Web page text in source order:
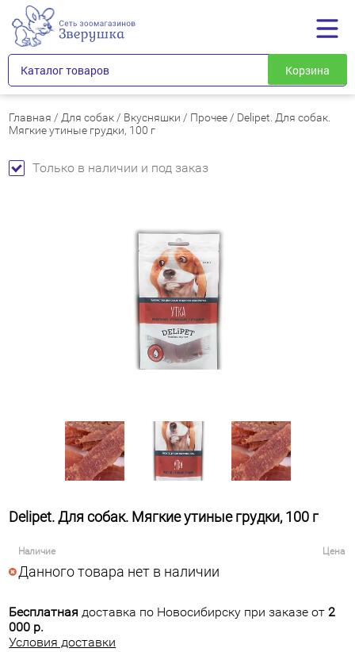
Каталог товаров Корзина
Главная / Для собак / Вкусняшки / Прочее / Delipet. Для собак.
Мягкие утиные грудки, 100 г
Только в наличии и под заказ
Delipet. Для собак. Мягкие утиные грудки, 100 г
Наличие Цена
Данного товара нет в наличии
Бесплатная доставка по Новосибирску при заказе от 2
000 р.
Условия доставки